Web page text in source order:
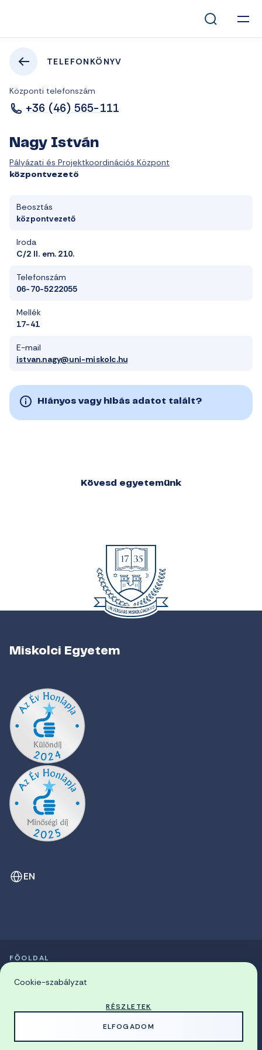
TELEFONKÖNYV
Központi telefonszám
+36 (46) 565-111
Nagy István
Pályázati és Projektkoordinációs Központ
központvezető
Beosztás
központvezető
Iroda
C/2 II. em. 210.
Telefonszám
06-70-5222055
Mellék
17-41
E-mail
istvan.nagy@uni-miskolc.hu
Hiányos vagy hibás adatot talált?
Kövesd egyetemünk
Miskolci Egyetem
EN
© 2026 Miskolci Egyetem
FŐOLDAL
Cookie-szabályzat
RÉSZLETEK
ELFOGADOM